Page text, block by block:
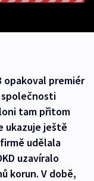
opakoval premiér
společnosti
tam přitom
ukazuje ještě
udělala
uzavíralo
korun. V době,